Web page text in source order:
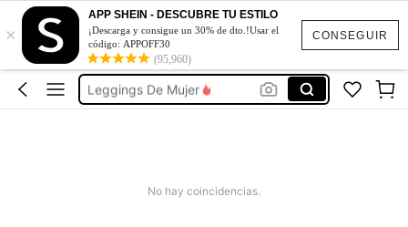
CONSEGUIR
×
APP SHEIN - DESCUBRE TU ESTILO
¡Descarga y consigue un 30% de dto.!Usar el
código: APPOFF30
(95,960)
Glowmode Ropa Deportiva
Glowmode
Ropa De Gym Mujer
Leggings De Mujer
No hay coincidencias.